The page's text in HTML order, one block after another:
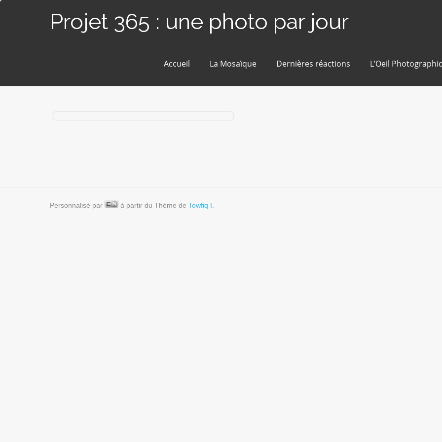
Projet 365 : une photo par jour
Accueil La Mosaïque Dernières réactions L’Oeil
Personnalisé par à partir du Thème de Towfiq I.